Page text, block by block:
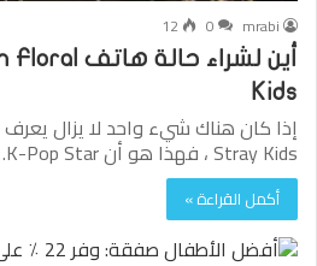
mrabi
0
12
Kids
Stray Kids ، فهذا هو أن K-Pop Star…
أكمل القراءة »